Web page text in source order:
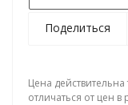
Поделиться
Цена
отличаться от цен